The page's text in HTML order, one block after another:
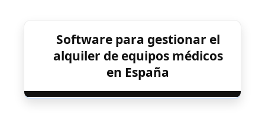
Software para gestionar el
alquiler de equipos médicos
en España